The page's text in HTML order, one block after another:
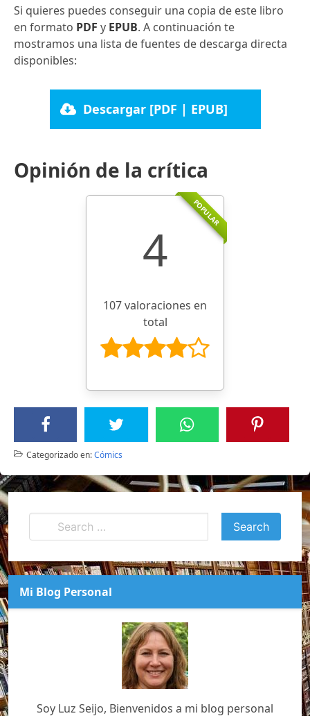
Si quieres puedes conseguir una copia de este libro
en formato PDF y EPUB. A continuación te
mostramos una lista de fuentes de descarga directa
disponibles:
Descargar [PDF | EPUB]
Opinión de la crítica
POPULAR
4
107 valoraciones en
total
Categorizado en:Cómics
Mi Blog Personal
Soy Luz Seijo, Bienvenidos a mi blog personal